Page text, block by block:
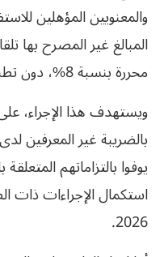
والمعنويين المؤهلين
المبالغ غير المصرح بها
محررة بنسبة 8%، دون تطبيق غرامات و/أو متابعات.
ويستهدف هذا الإجراء،
بالضريبة غير المعرفين لدى
يوفوا بالتزاماتهم
2026.